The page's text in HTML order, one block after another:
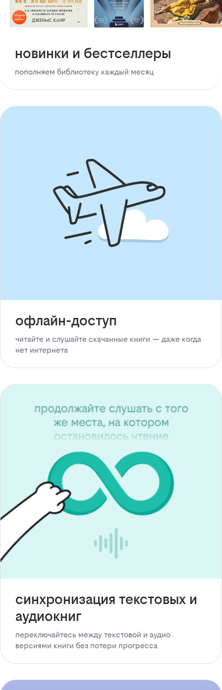
новинки и бестселлеры
пополняем библиотеку каждый месяц
офлайн-доступ
читайте и слушайте скачанные книги — даже когда
нет интернета
синхронизация текстовых и
аудиокниг
переключайтесь между текстовой и аудио
версиями книги без потери прогресса